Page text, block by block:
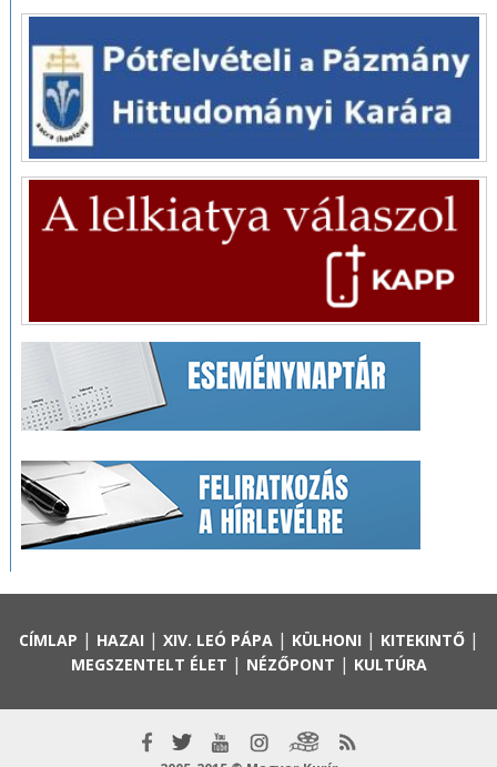
CÍMLAP | HAZAI | XIV. LEÓ PÁPA| KÜLHONI | KITEKINTŐ|
MEGSZENTELT ÉLET | NÉZŐPONT | KULTÚRA